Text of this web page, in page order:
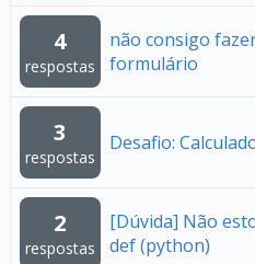
4
respostas
não consigo
formulário
3
respostas
Desafio:
2
respostas
[Dúvida] Não
def (python)